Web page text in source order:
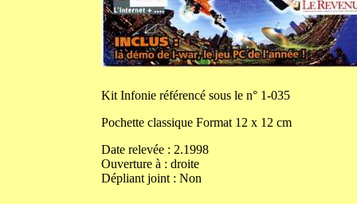
Kit Infonie référencé sous le n° 1-035
Pochette classique Format 12 x 12 cm
Date relevée : 2.1998
Ouverture à : droite
Dépliant joint : Non